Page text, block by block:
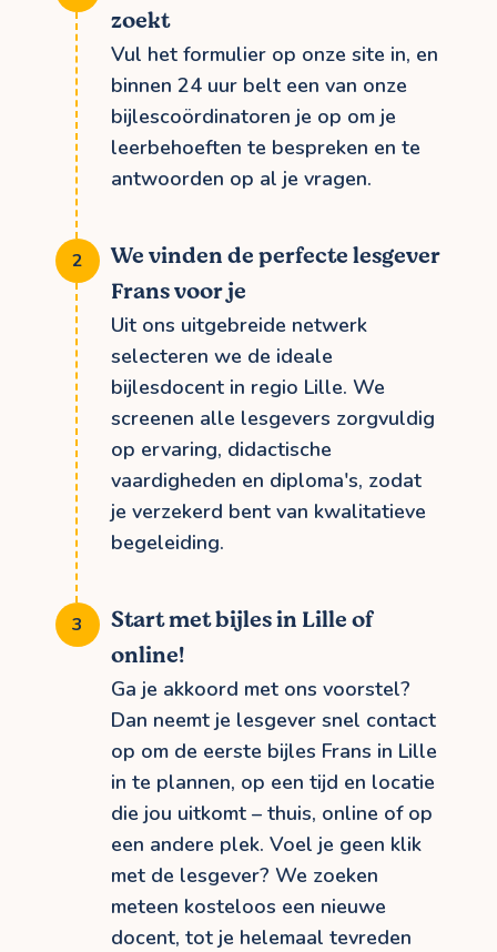
zoekt
Vul het formulier op onze site in, en
binnen 24 uur belt een van onze
bijlescoördinatoren je op om je
leerbehoeften te bespreken en te
antwoorden op al je vragen.
We vinden de perfecte lesgever
Frans voor je
Uit ons uitgebreide netwerk
selecteren we de ideale
bijlesdocent in regio Lille. We
screenen alle lesgevers zorgvuldig
op ervaring, didactische
vaardigheden en diploma's, zodat
je verzekerd bent van kwalitatieve
begeleiding.
Start met bijles in Lille of
online!
Ga je akkoord met ons voorstel?
Dan neemt je lesgever snel contact
op om de eerste bijles Frans in Lille
in te plannen, op een tijd en locatie
die jou uitkomt – thuis, online of op
een andere plek. Voel je geen klik
met de lesgever? We zoeken
meteen kosteloos een nieuwe
docent, tot je helemaal tevreden